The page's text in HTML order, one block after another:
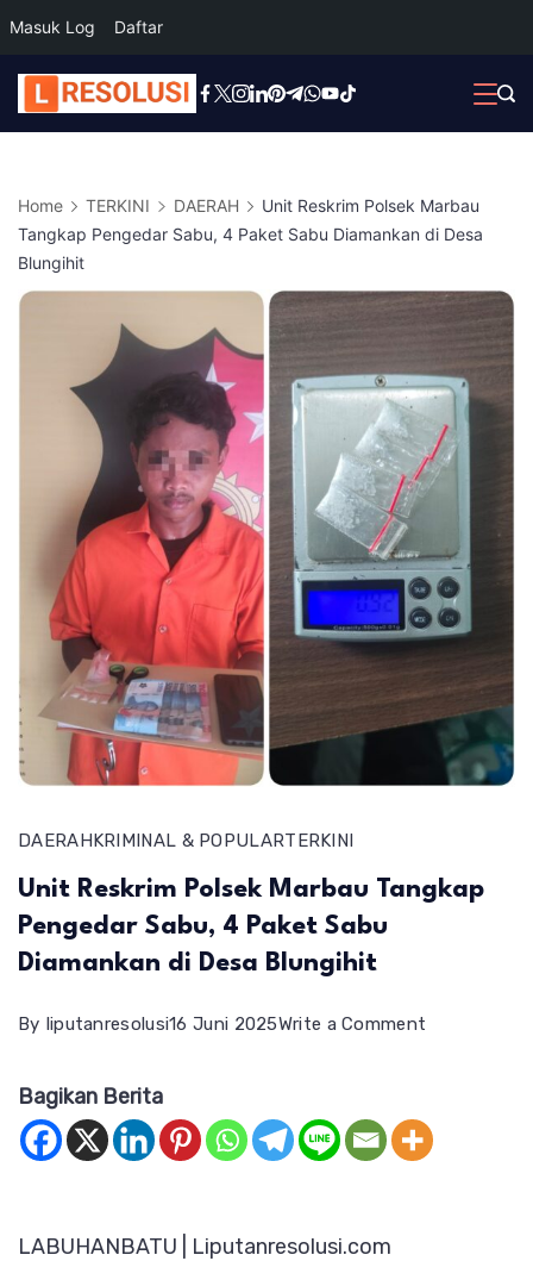
Masuk Log Daftar
Skip
to
Home TERKINI DAERAH
Unit Reskrim Polsek Marbau
Tangkap Pengedar Sabu, 4 Paket Sabu Diamankan di Desa
Blungihit
DAERAHKRIMINAL & POPULARTERKINI
Unit Reskrim Polsek Marbau Tangkap
Pengedar Sabu, 4 Paket Sabu
Diamankan di Desa Blungihit
By liputanresolusi16 Juni 2025Write a Comment
Polsek
Bagikan Berita
LABUHANBATU | Liputanresolusi.com